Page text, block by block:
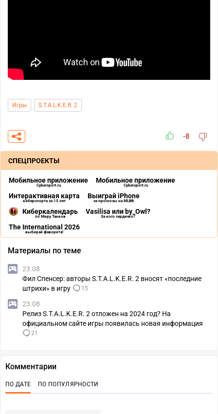
Игры S.T.A.L.K.E.R. 2
-8
СПЕЦПРОЕКТЫ
Мобильное приложение
Cybersport.ru
Мобильное приложение
Cybersport.ru
Интерактивная карта
киберспорта за 15 лет
Выиграй iPhone
за прогнозы на MLBB
Киберкалендарь
по Миру Танков
Vasilisa или by_Owl?
За кого сердечко?
The International 2026
выбирай фаворита!
Материалы по теме
23.08
Фил Спенсер: авторы S.T.A.L.K.E.R. 2 вносят «последние
штрихи» в игру
15
23.08
Релиз S.T.A.L.K.E.R. 2 отложен на 2024 год? На
официальном сайте игры появилась новая информация
21
Комментарии
ПО ДАТЕ ПО ПОПУЛЯРНОСТИ